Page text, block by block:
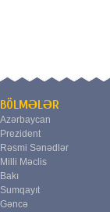
BÖLMƏLƏR
Azərbaycan
Prezident
Rəsmi Sənədlər
Milli Məclis
Bakı
Sumqayıt
Gəncə